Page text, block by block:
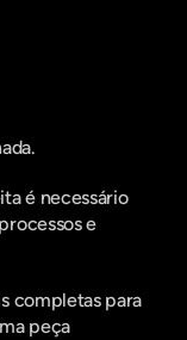
é necessário
e
completas para
peça